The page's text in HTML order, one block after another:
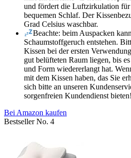
und fördert die Luftzirkulation für
bequemen Schlaf. Der
Grad Celsius waschbar.
Beachte: beim Auspacken
Schaumstoffgeruch entstehen.
Kissen bei der ersten
gut belüfteten Raum liegen, bis
und Form wiedererlangt hat.
mit dem Kissen haben, das Sie
sich bitte an unseren
sorgenfreien Kundendienst bieten!
Bei Amazon kaufen
Bestseller No. 4